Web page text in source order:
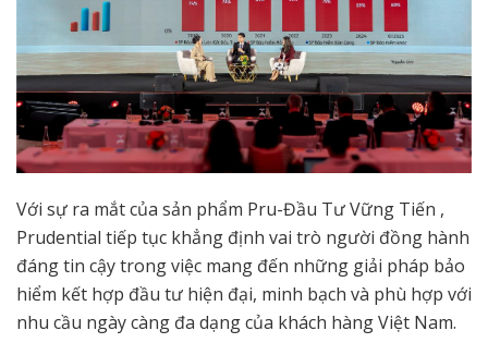
Với sự ra mắt của sản phẩm Pru-Đầu Tư Vững Tiến ,
Prudential tiếp tục khẳng định vai trò người đồng hành
đáng tin cậy trong việc mang đến những giải pháp bảo
hiểm kết hợp đầu tư hiện đại, minh bạch và phù hợp với
nhu cầu ngày càng đa dạng của khách hàng Việt Nam.